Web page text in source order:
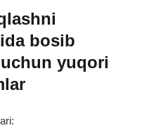
bosib
yuqori